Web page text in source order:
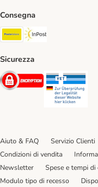
Consegna
Poste Italiane. Shipping
Sicurezza
Security
Aiuto & FAQ Servizio Clienti
Condizioni di vendita
Newsletter
Spese e tempi di
Modulo tipo di recesso